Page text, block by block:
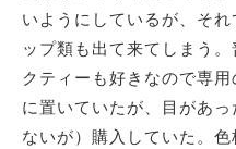
いようにしているが、そ
ップ類も出て来てしまう
クティーも好きなので専
に置いていたが、目があ
ないが）購入していた。